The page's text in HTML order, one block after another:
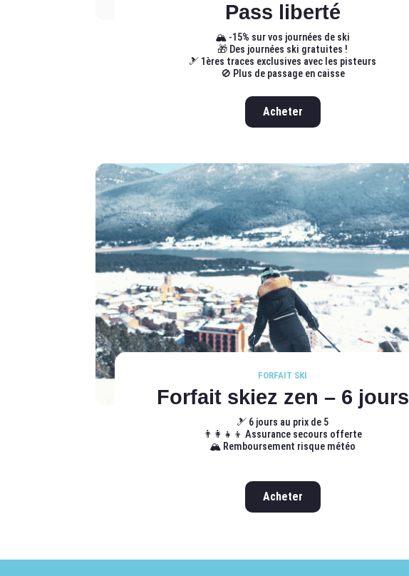
Pass liberté
🏔️ -15% sur vos journées de ski
🎁 Des journées ski gratuites !
🎿 1ères traces exclusives avec les pisteurs
🚫 Plus de passage en caisse
Acheter
FORFAIT SKI
Forfait skiez zen – 6 jours
🎿 6 jours au prix de 5
👨‍👩‍👧‍👦 Assurance secours offerte
🏔️ Remboursement risque météo
Acheter